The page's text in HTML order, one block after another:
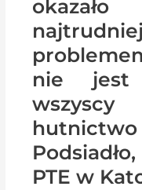
nie jest
wszyscy
PTE w